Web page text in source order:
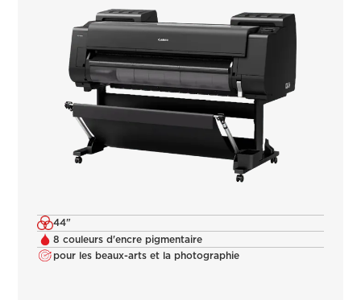
44"
8 couleurs d'encre pigmentaire
pour les beaux-arts et la photographie